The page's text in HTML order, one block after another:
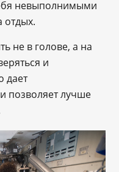
невыполнимыми
отдых.
не в голове, а на
и
дает
позволяет лучше